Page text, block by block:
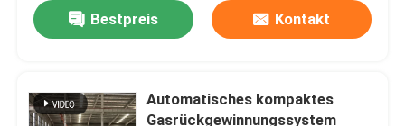
Bestpreis Kontakt
Automatisches kompaktes
Gasrückgewinnungssystem